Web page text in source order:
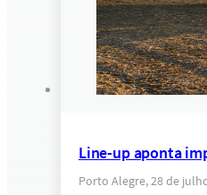
Line-up aponta
Porto Alegre, 28 de